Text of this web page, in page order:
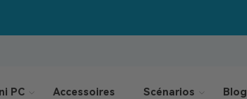
PC Accessoires Scénarios Blog